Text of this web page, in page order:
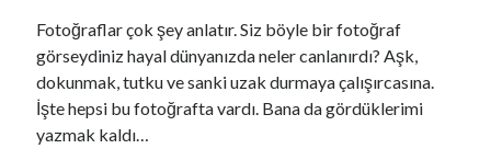
TRTHaber – Son Dakika!
Bakan Göktaş: Ülkemize, milletimize, şehit ailelerimize ve kahraman
gazilerimize hayırlı olsun
Fotoğraflar çok şey anlatır. Siz böyle bir fotoğraf
görseydiniz hayal dünyanızda neler canlanırdı? Aşk,
dokunmak, tutku ve sanki uzak durmaya çalışırcasına.
İşte hepsi bu fotoğrafta vardı. Bana da gördüklerimi
yazmak kaldı…